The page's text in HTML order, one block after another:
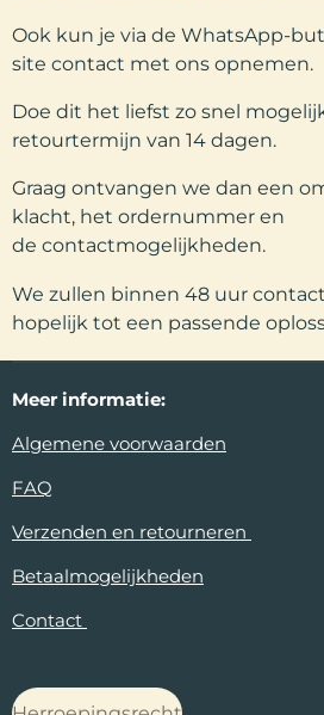
Ook kun je via de WhatsApp-
site contact met ons opnemen.
Doe dit het liefst zo snel
retourtermijn van 14 dagen.
Graag ontvangen we dan een
klacht, het ordernummer en
de contactmogelijkheden.
We zullen binnen 48 uur
hopelijk tot een passende
Meer informatie:
Algemene voorwaarden
FAQ
Verzenden en retourneren
Betaalmogelijkheden
Contact